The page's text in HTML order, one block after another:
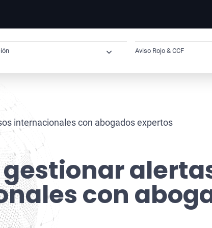
Internacional
España–Reino Unido
España–Estados Unidos
España–México
Extradición España–Brasil
España–Dubai
Cuba–España
Aviso Rojo & CCF
Cómo saber si
Verificación
Eliminación de
internacionales con abogados expertos
con